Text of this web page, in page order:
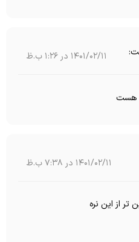
1401/02/11 در 1:26 ب.ظ
هست
1401/02/11 در 7:38 ب.ظ
تر از این نره